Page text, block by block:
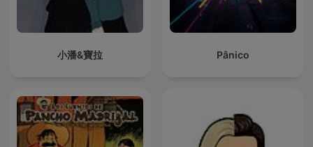
小潘&寶拉 Pânico